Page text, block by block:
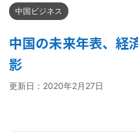
中国ビジネス
中国の未来年表、経
影
更新日： 2020年2月27日